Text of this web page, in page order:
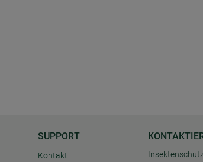
SUPPORT
Kontakt